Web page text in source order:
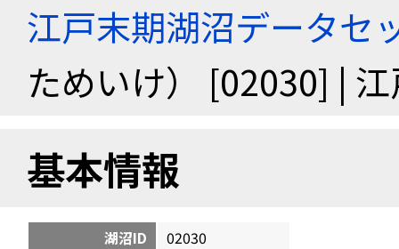
江戸末期湖沼データセ
ためいけ） [02030] |
基本情報
湖沼ID
02030